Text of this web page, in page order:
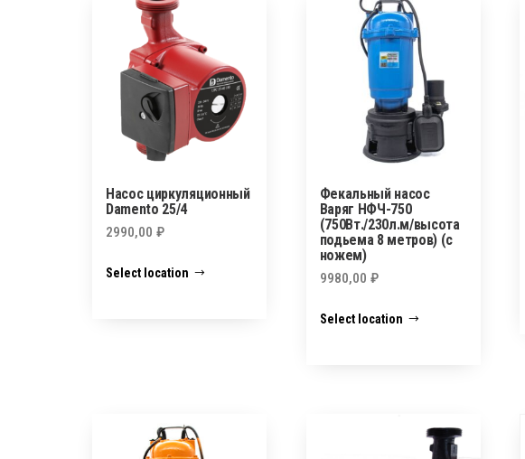
Насос циркуляционный
Damento 25/4
2990,00 ₽
Select location
Фекальный насос
Варяг НФЧ-750
(750Вт./230л.м/высота
подьема 8 метров) (с
ножем)
9980,00 ₽
Select location